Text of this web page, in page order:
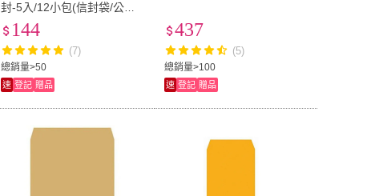
封-5入/12小包(信封袋/公文
袋/文件袋/牛皮袋/牛皮信封/
總銷量>50
144
(7)
速 登記 贈品
總銷量>100
437
(5)
速 登記 贈品